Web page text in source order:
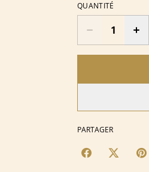
QUANTITÉ
PARTAGER